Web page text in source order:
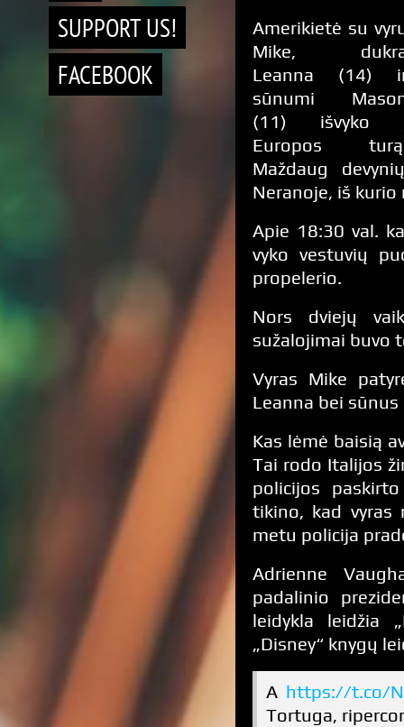
SUPPORT US!
FACEBOOK
Amerikietė su
Mike,
Leanna (14)
sūnumi
(11) išvyko
Europos
Maždaug
Neranoje, iš
Apie 18:30 val.
vyko vestuvių
propelerio.
Nors dviejų
sužalojimai buvo
Vyras Mike
Leanna bei
Kas lėmė baisią
Tai rodo Italijos
policijos
tikino, kad vyras
metu policija
Adrienne
padalinio
leidykla leidžia
„Disney“ knygų
A https://t.co/
Tortuga,